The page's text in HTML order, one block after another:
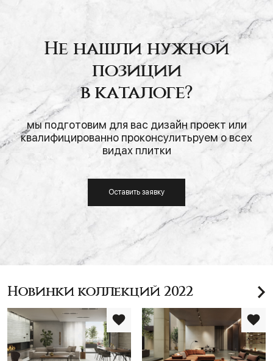
Не нашли нужной
позиции
в каталоге?
мы подготовим для вас дизайн проект или
квалифицированно проконсулитьруем о всех
видах плитки
Оставить заявку
Новинки коллекций 2022